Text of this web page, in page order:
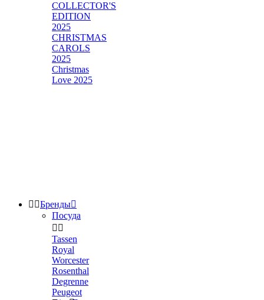
COLLECTOR'S
EDITION
2025
CHRISTMAS
CAROLS
2025
Christmas
Love 2025
 Бренды
Посуда
 
Tassen
Royal
Worcester
Rosenthal
Degrenne
Peugeot